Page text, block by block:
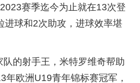
赛季迄今为止就在13次登
进球和2次助攻，进球效率堪
的射手王，米特罗维奇帮助
年欧洲U19青年锦标赛冠军，